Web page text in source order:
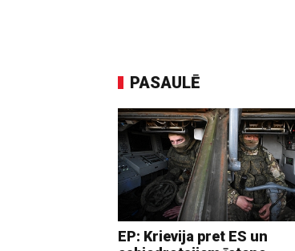
PASAULĒ
EP: Krievija pret ES un